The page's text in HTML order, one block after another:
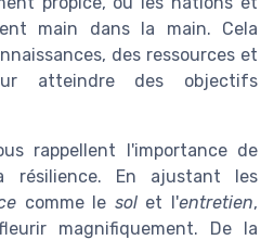
main dans la main. Cela
des ressources et
atteindre des objectifs
rappellent l'importance de
résilience. En ajustant les
comme le solet l'entretien,
magnifiquement. De la